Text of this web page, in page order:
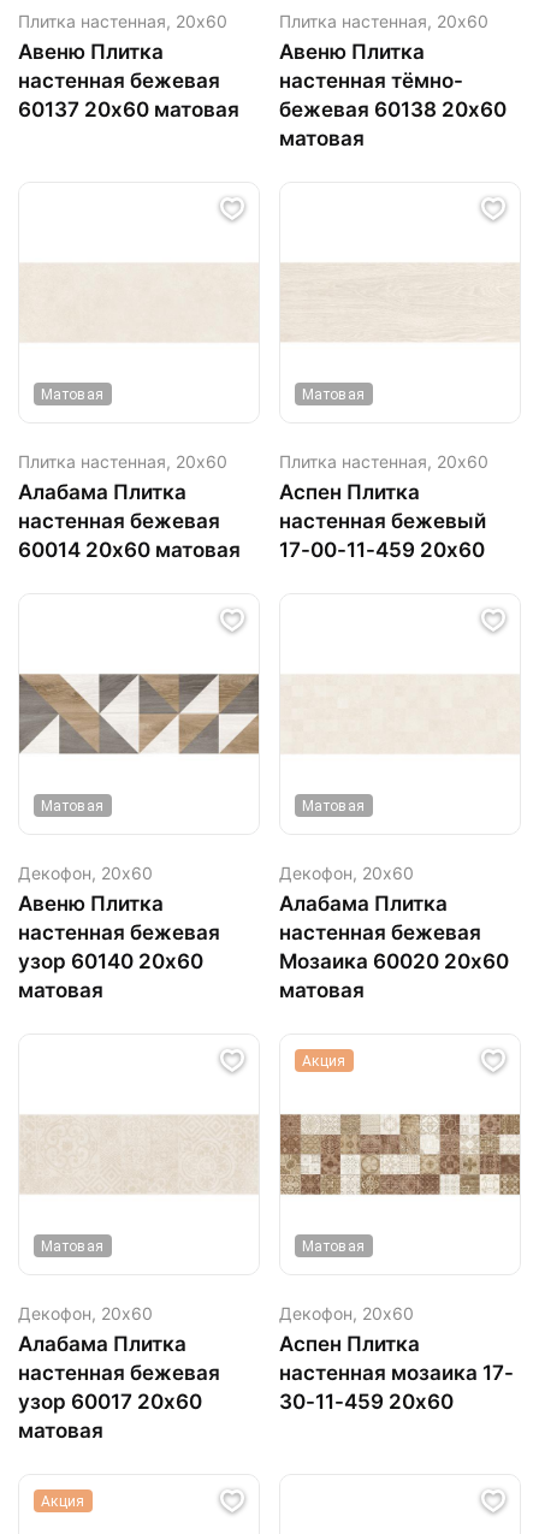
Плитка настенная, 20х60
Авеню Плитка
настенная бежевая
60137 20х60 матовая
Плитка настенная, 20х60
Авеню Плитка
настенная тёмно-
бежевая 60138 20х60
матовая
Матовая
Плитка настенная, 20х60
Алабама Плитка
настенная бежевая
60014 20х60 матовая
Матовая
Плитка настенная, 20х60
Аспен Плитка
настенная бежевый
17-00-11-459 20х60
Матовая
Декофон, 20х60
Авеню Плитка
настенная бежевая
узор 60140 20х60
матовая
Матовая
Декофон, 20х60
Алабама Плитка
настенная бежевая
Мозаика 60020 20х60
матовая
Матовая
Декофон, 20х60
Алабама Плитка
настенная бежевая
узор 60017 20х60
матовая
Акция
Матовая
Декофон, 20х60
Аспен Плитка
настенная мозаика 17-
30-11-459 20х60
Акция